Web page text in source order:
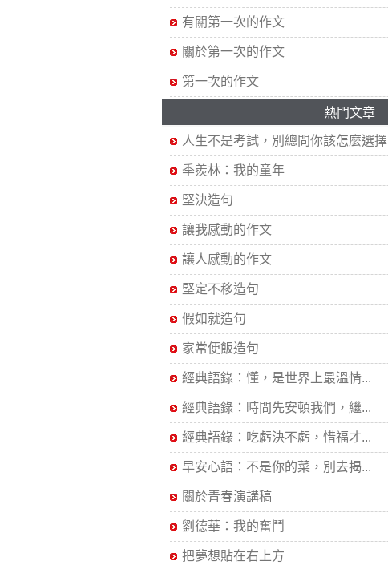
有關第一次的作文
關於第一次的作文
第一次的作文
熱門文章
人生不是考試，別總問你該怎麼選擇
季羨林：我的童年
堅決造句
讓我感動的作文
讓人感動的作文
堅定不移造句
假如就造句
家常便飯造句
經典語錄：懂，是世界上最溫情...
經典語錄：時間先安頓我們，繼...
經典語錄：吃虧決不虧，惜福才...
早安心語：不是你的菜，別去揭...
關於青春演講稿
劉德華：我的奮鬥
把夢想貼在右上方